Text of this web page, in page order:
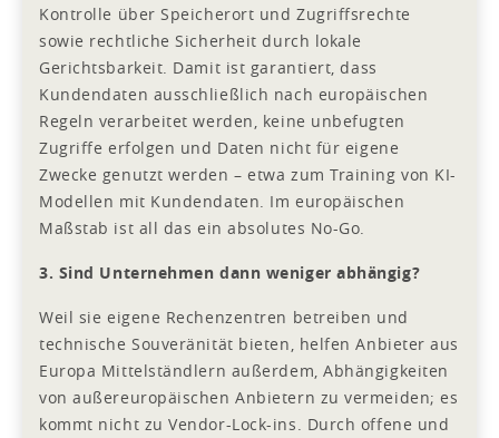
Kontrolle über Speicherort und Zugriffsrechte
sowie rechtliche Sicherheit durch lokale
Gerichtsbarkeit. Damit ist garantiert, dass
Kundendaten ausschließlich nach europäischen
Regeln verarbeitet werden, keine unbefugten
Zugriffe erfolgen und Daten nicht für eigene
Zwecke genutzt werden – etwa zum Training von KI-
Modellen mit Kundendaten. Im europäischen
Maßstab ist all das ein absolutes No-Go.
3. Sind Unternehmen dann weniger abhängig?
Weil sie eigene Rechenzentren betreiben und
technische Souveränität bieten, helfen Anbieter aus
Europa Mittelständlern außerdem, Abhängigkeiten
von außereuropäischen Anbietern zu vermeiden; es
kommt nicht zu Vendor-Lock-ins. Durch offene und